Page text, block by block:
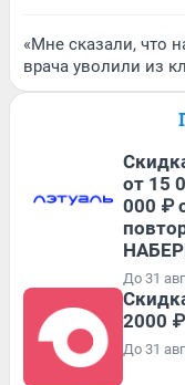
«Мне сказали, что
врача уволили из
от 15
000 ₽
До 31
2000 ₽
До 31